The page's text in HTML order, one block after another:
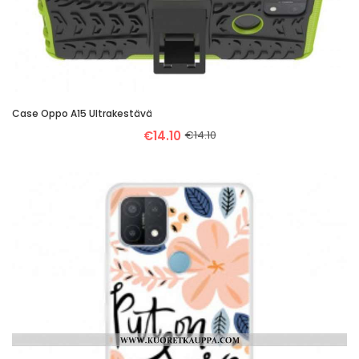
Case Oppo A15 Ultrakestävä
€14.10 €14.10